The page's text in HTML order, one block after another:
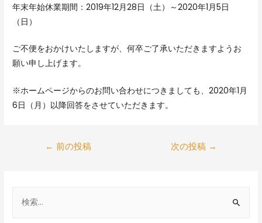
年末年始休業期間：2019年12月28日（土）～2020年1月5日
（日）
ご不便をおかけいたしますが、何卒ご了承いただきますようお
願い申し上げます。
※ホームページからのお問い合わせにつきましても、2020年1月
6日（月）以降回答をさせていただきます。
← 前の投稿 次の投稿 →